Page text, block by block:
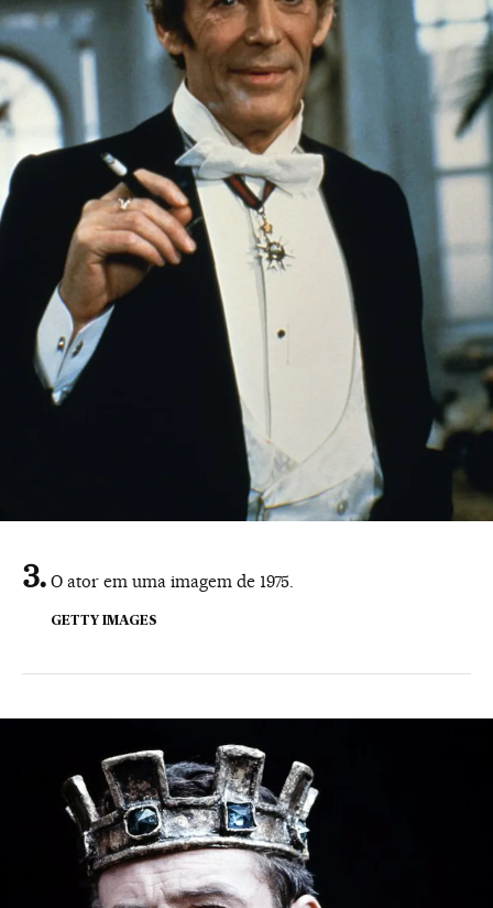
O ator em uma imagem de 1975.
GETTY IMAGES